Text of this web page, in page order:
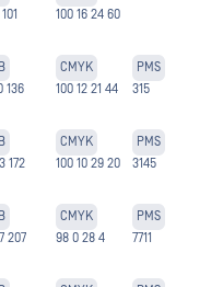
100 16 24 60
136
CMYK
100 12 21 44
PMS
315
172
CMYK
100 10 29 20
PMS
3145
207
CMYK
98 0 28 4
PMS
7711